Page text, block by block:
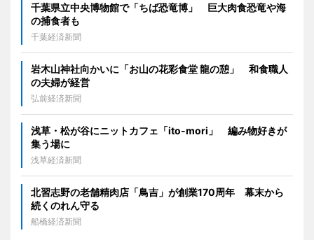
千葉県立中央博物館で「ちば恐竜博」 巨大肉食恐竜や海
の捕食者も
千葉経済新聞
岩木山神社向かいに「お山の花彩食堂 龍の憩」 和食職人
の夫婦が経営
弘前経済新聞
浅草・松が谷にニットカフェ「ito-mori」 編み物好きが
集う場に
浅草経済新聞
北習志野の老舗精肉店「鳥吉」が創業170周年 幕末から
続くのれん守る
船橋経済新聞